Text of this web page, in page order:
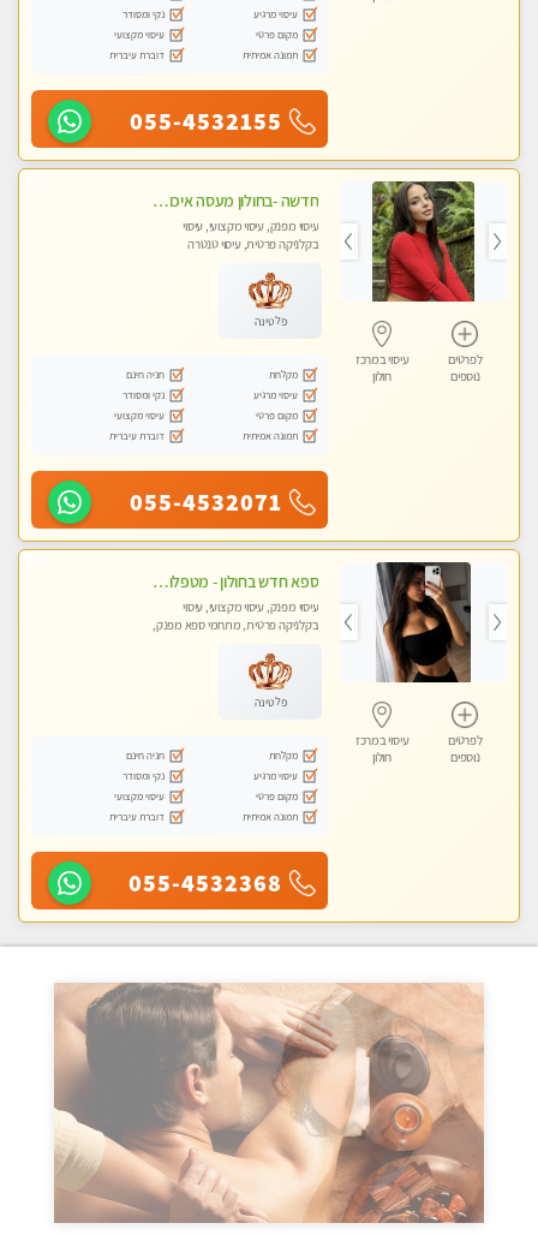
עיסוי מרגיע
נקי ומסודר
מקום פרטי
עיסוי מקצועי
תמונה אמיתית
דוברת עיברית
055-4532155
לפרטים
נוספים
עיסוי במרכז
חולון
חדשה -בחולון מעסה איכותית מפנקת ומקצועית לעיסוי חלומי ..... ללא מין
עיסוי מפנק, עיסוי מקצועי, עיסוי
בקלניקה פרטית, עיסוי טנטרה
פלטינה
מקלחת
חניה חינם
עיסוי מרגיע
נקי ומסודר
מקום פרטי
עיסוי מקצועי
תמונה אמיתית
דוברת עיברית
055-4532071
לפרטים
נוספים
עיסוי במרכז
חולון
ספא חדש בחולון - מטפלות מקצועיות ברמה גבוהה מומלץ מאוד !!! . . highly recommended..new in the city -אין פרטים נוספים במקום -ללא מין !!
עיסוי מפנק, עיסוי מקצועי, עיסוי
בקלניקה פרטית, מתחמי ספא מפנק,
פלטינה
מקלחת
חניה חינם
עיסוי מרגיע
נקי ומסודר
מקום פרטי
עיסוי מקצועי
תמונה אמיתית
דוברת עיברית
055-4532368